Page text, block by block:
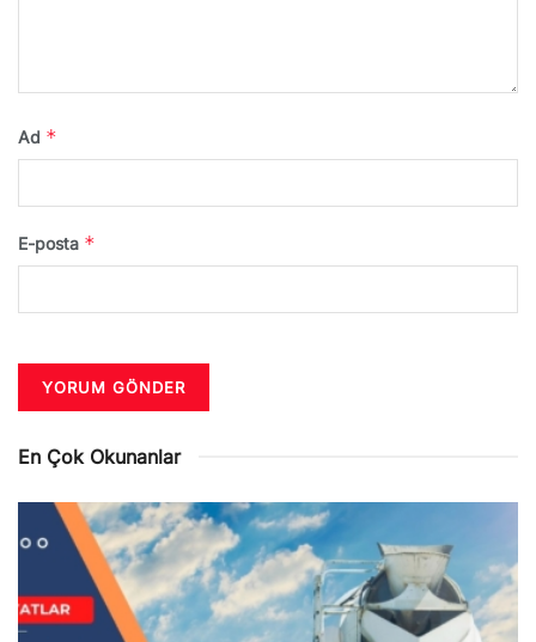
Ad *
E-posta *
En Çok Okunanlar